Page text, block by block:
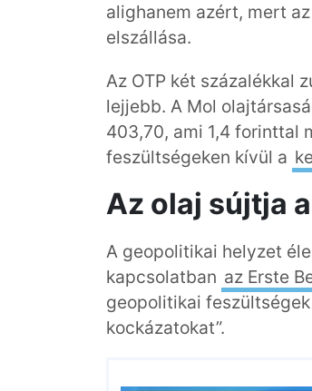
alighanem azért, mert
elszállása.
Az OTP két százalékkal
lejjebb. A Mol
403,70, ami 1,4 forinttal
feszültségeken kívül a
Az olaj sújtja
A geopolitikai helyzet
kapcsolatban az Erste
geopolitikai
kockázatokat”.